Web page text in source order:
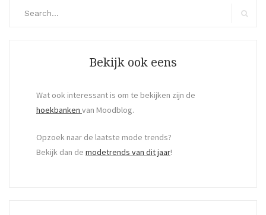
Bekijk ook eens
Wat ook interessant is om te bekijken zijn de
hoekbanken van Moodblog.
Opzoek naar de laatste mode trends?
Bekijk dan de modetrends van dit jaar!